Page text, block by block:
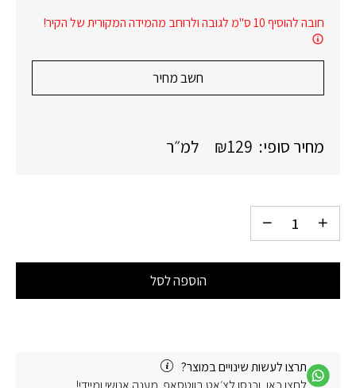
חובה להוסיף 10 ס"מ לגובה ולרוחב מהמידה המקורית של הקיר!
חשב מחיר
מחיר סופי: ₪129 למ״ר
הוספה לסל
תרצו לעשות שינויים במוצר?